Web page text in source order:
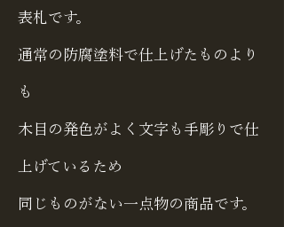
表札です。
通常の防腐塗料で仕上げたものより
も
木目の発色がよく文字も手彫りで仕
上げているため
​同じものがない一点物の商品です。